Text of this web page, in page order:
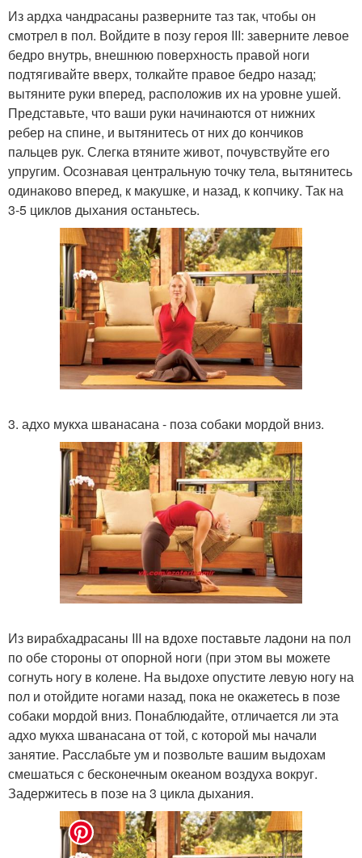
Из ардха чандрасаны разверните таз так, чтобы он
смотрел в пол. Войдите в позу героя III: заверните левое
бедро внутрь, внешнюю поверхность правой ноги
подтягивайте вверх, толкайте правое бедро назад;
вытяните руки вперед, расположив их на уровне ушей.
Представьте, что ваши руки начинаются от нижних
ребер на спине, и вытянитесь от них до кончиков
пальцев рук. Слегка втяните живот, почувствуйте его
упругим. Осознавая центральную точку тела, вытянитесь
одинаково вперед, к макушке, и назад, к копчику. Так на
3-5 циклов дыхания останьтесь.
3. адхо мукха шванасана - поза собаки мордой вниз.
Из вирабхадрасаны III на вдохе поставьте ладони на пол
по обе стороны от опорной ноги (при этом вы можете
согнуть ногу в колене. На выдохе опустите левую ногу на
пол и отойдите ногами назад, пока не окажетесь в позе
собаки мордой вниз. Понаблюдайте, отличается ли эта
адхо мукха шванасана от той, с которой мы начали
занятие. Расслабьте ум и позвольте вашим выдохам
смешаться с бесконечным океаном воздуха вокруг.
Задержитесь в позе на 3 цикла дыхания.